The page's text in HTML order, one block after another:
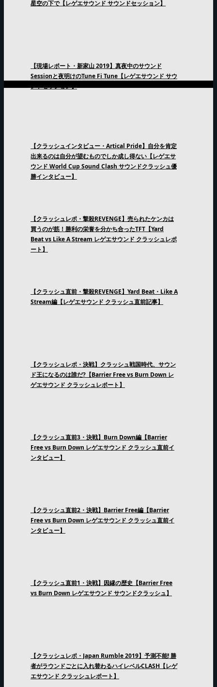
星空の下で【レゲエサウンド サウンドセッション】
【現場レポート・新家山 2019】真夜中のサウンド
Sessionと夜明けのTune Fi Tune【レゲエサウンド サウ
ンドセッション】
【クラッシュインタビュー・Artical Pride】自分を肯定
出来るのは自分が望むものでしか成し得ない【レゲエサ
ウンド World Cup Sound Clash サウンドクラッシュ優
勝インタビュー】
【クラッシュレポ・撃殺REVENGE】売られたケンカは
買うのが筋！勝利の栄誉を分かち合ったTFT【Yard
Beat vs Like A Stream レゲエサウンド クラッシュレポ
ート】
【クラッシュ直前・撃殺REVENGE】Yard Beat・Like A
Stream編【レゲエサウンド クラッシュ直前記事】
【クラッシュレポ・決戦】クラッシュ戦国時代、サウン
ド王になるのは誰だ?【Barrier Free vs Burn Down レ
ゲエサウンド クラッシュレポート】
【クラッシュ直前3・決戦】Burn Down編【Barrier
Free vs Burn Down レゲエサウンド クラッシュ直前イ
ンタビュー】
【クラッシュ直前2・決戦】Barrier Free編【Barrier
Free vs Burn Down レゲエサウンド クラッシュ直前イ
ンタビュー】
【クラッシュ直前1・決戦】因縁の歴史【Barrier Free
vs Burn Down レゲエサウンド サウンドクラッシュ】
【クラッシュレポ・Japan Rumble 2019】予測不能! 勝
者がラウンドごとに入れ替わるハイレベルCLASH【レゲ
エサウンド クラッシュレポート】